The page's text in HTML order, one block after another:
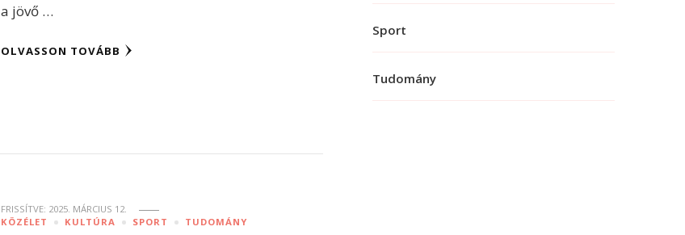
a jövő …
OLVASSON TOVÁBB
FRISSÍTVE: 2025. MÁRCIUS 12.
KÖZÉLET
KULTÚRA SPORT TUDOMÁNY
Sport
Tudomány